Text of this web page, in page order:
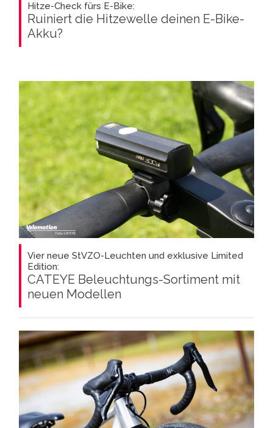
Hitze-Check fürs E-Bike:
Ruiniert die Hitzewelle deinen E-Bike-
Akku?
Vier neue StVZO-Leuchten und exklusive Limited
Edition:
CATEYE Beleuchtungs-Sortiment mit
neuen Modellen